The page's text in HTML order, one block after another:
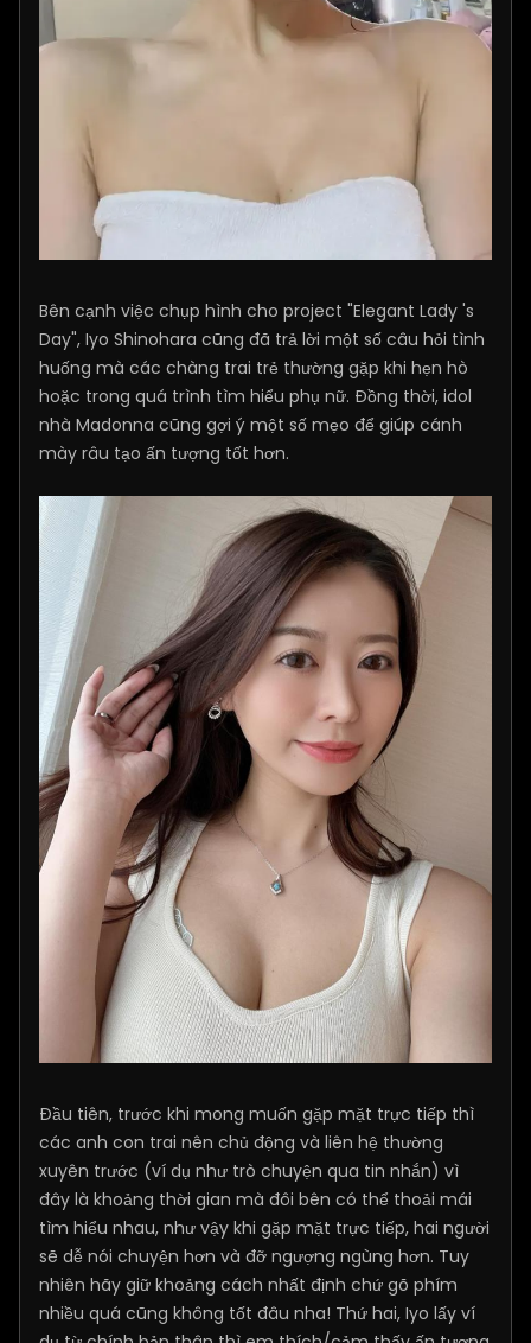
Bên cạnh việc chụp hình cho project "Elegant Lady 's
Day", Iyo Shinohara cũng đã trả lời một số câu hỏi tình
huống mà các chàng trai trẻ thường gặp khi hẹn hò
hoặc trong quá trình tìm hiểu phụ nữ. Đồng thời, idol
nhà Madonna cũng gợi ý một số mẹo để giúp cánh
mày râu tạo ấn tượng tốt hơn.
Đầu tiên, trước khi mong muốn gặp mặt trực tiếp thì
các anh con trai nên chủ động và liên hệ thường
xuyên trước (ví dụ như trò chuyện qua tin nhắn) vì
đây là khoảng thời gian mà đôi bên có thể thoải mái
tìm hiểu nhau, như vậy khi gặp mặt trực tiếp, hai người
sẽ dễ nói chuyện hơn và đỡ ngượng ngùng hơn. Tuy
nhiên hãy giữ khoảng cách nhất định chứ gõ phím
nhiều quá cũng không tốt đâu nha! Thứ hai, Iyo lấy ví